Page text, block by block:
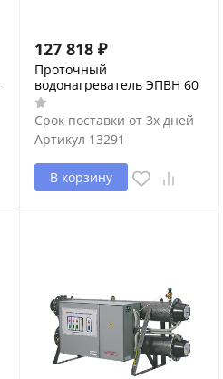
127 818 ₽
Проточный
водонагреватель ЭПВН 60
Срок поставки от 3х дней
Артикул 13291
В корзину